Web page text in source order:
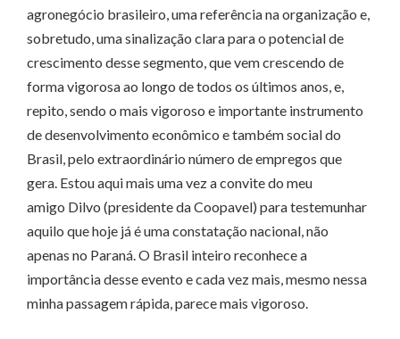
agronegócio brasileiro, uma referência na organização e,
sobretudo, uma sinalização clara para o potencial de
crescimento desse segmento, que vem crescendo de
forma vigorosa ao longo de todos os últimos anos, e,
repito, sendo o mais vigoroso e importante instrumento
de desenvolvimento econômico e também social do
Brasil, pelo extraordinário número de empregos que
gera. Estou aqui mais uma vez a convite do meu
amigo Dilvo (presidente da Coopavel) para testemunhar
aquilo que hoje já é uma constatação nacional, não
apenas no Paraná. O Brasil inteiro reconhece a
importância desse evento e cada vez mais, mesmo nessa
minha passagem rápida, parece mais vigoroso.